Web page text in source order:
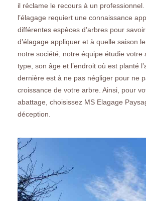
il réclame le recours à un professionnel.
l’élagage requiert une connaissance
différentes espèces d’arbres pour
d’élagage appliquer et à quelle saison
notre société, notre équipe étudie votre
type, son âge et l’endroit où est planté
dernière est à ne pas négliger pour ne
croissance de votre arbre. Ainsi, pour
abattage, choisissez MS Elagage
déception.